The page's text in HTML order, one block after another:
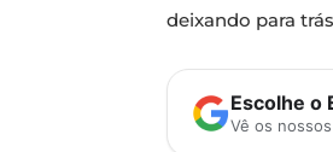
deixando para
Escolhe o
Vê os